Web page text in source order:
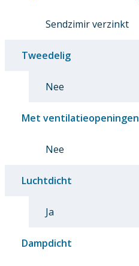
Sendzimir verzinkt
Tweedelig
Nee
Met ventilatieopeningen
Nee
Luchtdicht
Ja
Dampdicht